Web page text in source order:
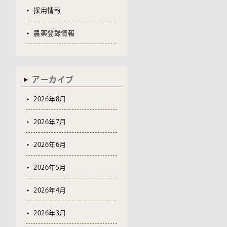
採用情報
農薬登録情報
アーカイブ
2026年8月
2026年7月
2026年6月
2026年5月
2026年4月
2026年3月